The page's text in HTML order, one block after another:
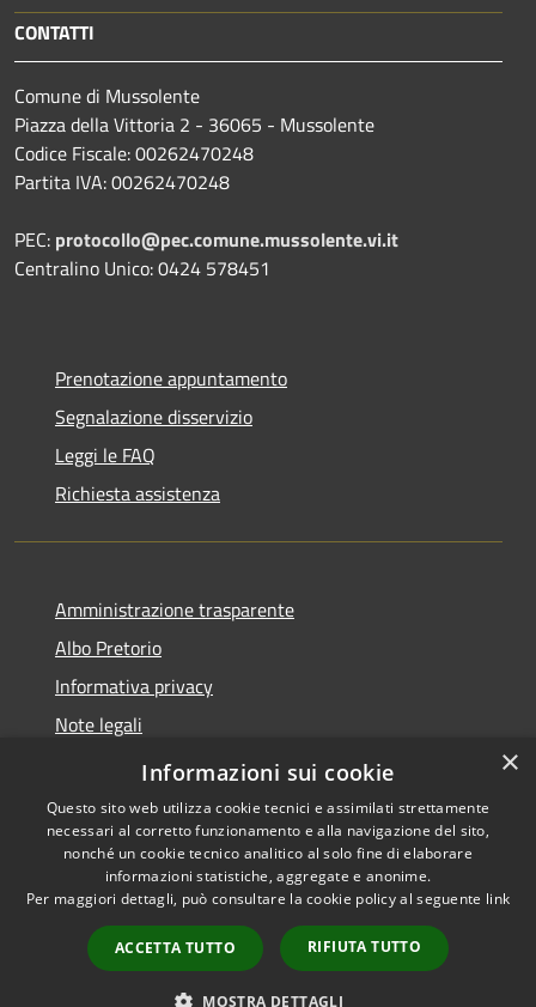
CONTATTI
Comune di Mussolente
Piazza della Vittoria 2 - 36065 - Mussolente
Codice Fiscale: 00262470248
Partita IVA: 00262470248
PEC: protocollo@pec.comune.mussolente.vi.it
Centralino Unico: 0424 578451
Prenotazione appuntamento
Segnalazione disservizio
Leggi le FAQ
Richiesta assistenza
Amministrazione trasparente
Albo Pretorio
Informativa privacy
Note legali
Dichiarazione di accessibilità
Accessibilità
Copyright © 2026 • Comune di
Mussolente • Powered by
Municipium•
Accesso
redazione
×
Informazioni sui cookie
Questo sito web utilizza cookie tecnici e assimilati strettamente
necessari al corretto funzionamento e alla navigazione del sito,
nonché un cookie tecnico analitico al solo fine di elaborare
informazioni statistiche, aggregate e anonime.
Per maggiori dettagli, può consultare la cookie policy al seguente link
ACCETTA TUTTO RIFIUTA TUTTO
MOSTRA DETTAGLI